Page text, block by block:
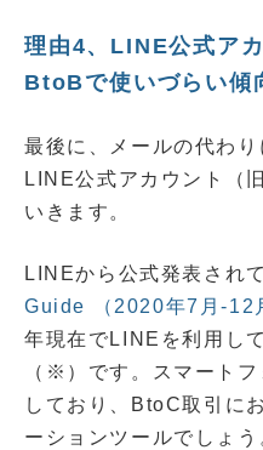
理由4、LINE公式ア
BtoBで使いづらい傾
最後に、メールの代わ
LINE公式アカウント（
いきます。
LINEから公式発表され
Guide （2020年7月-12
年現在でLINEを利用し
（※）です。スマート
しており、BtoC取引に
ーションツールでしょう